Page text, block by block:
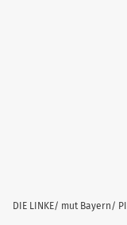
DIE LINKE/ mut Bayern/